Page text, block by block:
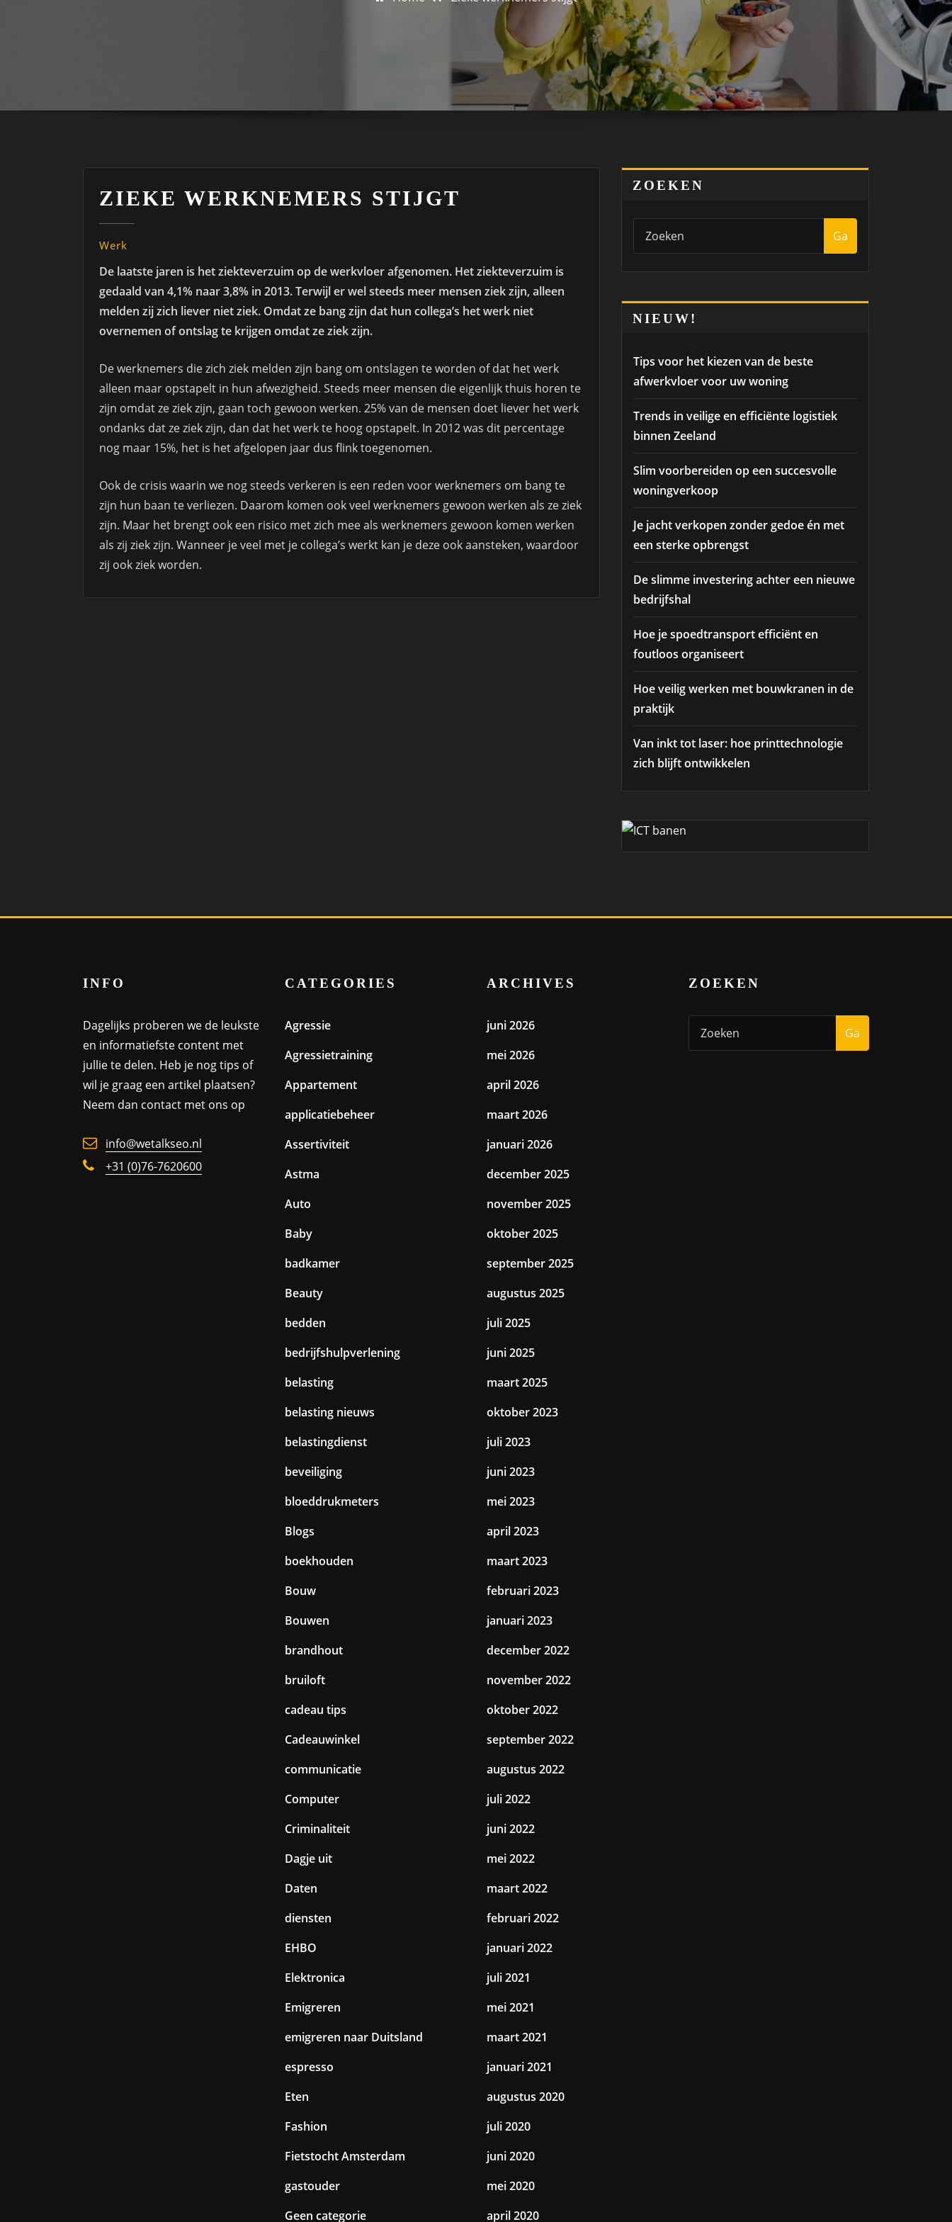
ZIEKE WERKNEMERS STIJGT
Werk
De laatste jaren is het ziekteverzuim op de werkvloer afgenomen. Het ziekteverzuim is
gedaald van 4,1% naar 3,8% in 2013. Terwijl er wel steeds meer mensen ziek zijn, alleen
melden zij zich liever niet ziek. Omdat ze bang zijn dat hun collega’s het werk niet
overnemen of ontslag te krijgen omdat ze ziek zijn.
De werknemers die zich ziek melden zijn bang om ontslagen te worden of dat het werk
alleen maar opstapelt in hun afwezigheid. Steeds meer mensen die eigenlijk thuis horen te
zijn omdat ze ziek zijn, gaan toch gewoon werken. 25% van de mensen doet liever het werk
ondanks dat ze ziek zijn, dan dat het werk te hoog opstapelt. In 2012 was dit percentage
nog maar 15%, het is het afgelopen jaar dus flink toegenomen.
Ook de crisis waarin we nog steeds verkeren is een reden voor werknemers om bang te
zijn hun baan te verliezen. Daarom komen ook veel werknemers gewoon werken als ze ziek
zijn. Maar het brengt ook een risico met zich mee als werknemers gewoon komen werken
als zij ziek zijn. Wanneer je veel met je collega’s werkt kan je deze ook aansteken, waardoor
zij ook ziek worden.
ZOEKEN
Ga
NIEUW!
Tips voor het kiezen van de beste
afwerkvloer voor uw woning
Trends in veilige en efficiënte logistiek
binnen Zeeland
Slim voorbereiden op een succesvolle
woningverkoop
Je jacht verkopen zonder gedoe én met
een sterke opbrengst
De slimme investering achter een nieuwe
bedrijfshal
Hoe je spoedtransport efficiënt en
foutloos organiseert
Hoe veilig werken met bouwkranen in de
praktijk
Van inkt tot laser: hoe printtechnologie
zich blijft ontwikkelen
INFO
Dagelijks proberen we de leukste
en informatiefste content met
jullie te delen. Heb je nog tips of
wil je graag een artikel plaatsen?
Neem dan contact met ons op
info@wetalkseo.nl
+31 (0)76-7620600
CATEGORIES
Agressie
Agressietraining
Appartement
applicatiebeheer
Assertiviteit
Astma
Auto
Baby
badkamer
Beauty
bedden
bedrijfshulpverlening
belasting
belasting nieuws
belastingdienst
beveiliging
bloeddrukmeters
Blogs
boekhouden
Bouw
Bouwen
brandhout
bruiloft
cadeau tips
Cadeauwinkel
communicatie
Computer
Criminaliteit
Dagje uit
Daten
diensten
EHBO
Elektronica
Emigreren
emigreren naar Duitsland
espresso
Eten
Fashion
Fietstocht Amsterdam
gastouder
Geen categorie
ARCHIVES
juni 2026
mei 2026
april 2026
maart 2026
januari 2026
december 2025
november 2025
oktober 2025
september 2025
augustus 2025
juli 2025
juni 2025
maart 2025
oktober 2023
juli 2023
juni 2023
mei 2023
april 2023
maart 2023
februari 2023
januari 2023
december 2022
november 2022
oktober 2022
september 2022
augustus 2022
juli 2022
juni 2022
mei 2022
maart 2022
februari 2022
januari 2022
juli 2021
mei 2021
maart 2021
januari 2021
augustus 2020
juli 2020
juni 2020
mei 2020
april 2020
ZOEKEN
Ga